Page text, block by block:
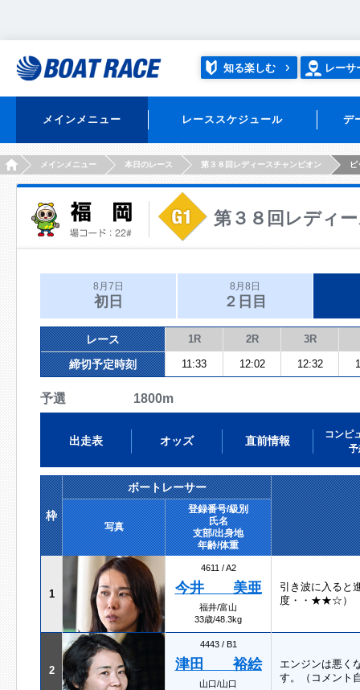
知る楽しむ レーサ
メインメニュー レーススケジュール デ
HOMEメインメニュー 本日のレース 第３８回レディースチャンピオン
第３８回レディ
8月7日
初日
8月8日
２日目
レース 1R 2R 3R
締切予定時刻 11:33 12:02 12:32
予選 1800m
出走表 オッズ 直前情報
コンピ
予
枠
ボートレーサー
写真
登録番号/級別
氏名
支部/出身地
年齢/体重
1
4611 / A2
今井 美亜
福井/富山
33歳/48.3kg
引き波に入ると
度・・★★☆）
2
4443 / B1
津田 裕絵
山口/山口
エンジンは悪く
す。（コメン